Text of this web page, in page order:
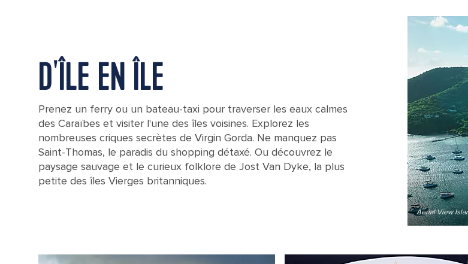
Aerial View
D'ÎLE EN ÎLE
Prenez un ferry ou un bateau-taxi pour traverser les eaux calmes
des Caraïbes et visiter l'une des îles voisines. Explorez les
nombreuses criques secrètes de Virgin Gorda. Ne manquez pas
Saint-Thomas, le paradis du shopping détaxé. Ou découvrez le
paysage sauvage et le curieux folklore de Jost Van Dyke, la plus
petite des îles Vierges britanniques.